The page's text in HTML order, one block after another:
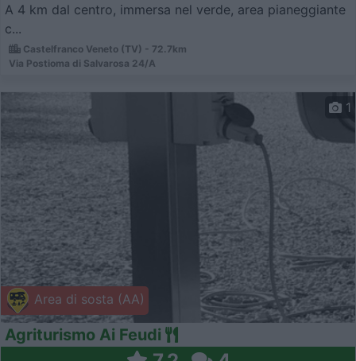
A 4 km dal centro, immersa nel verde, area pianeggiante
c...
Castelfranco Veneto (TV) - 72.7km
Via Postioma di Salvarosa 24/A
Area di sosta (AA)
1
Agriturismo Ai Feudi